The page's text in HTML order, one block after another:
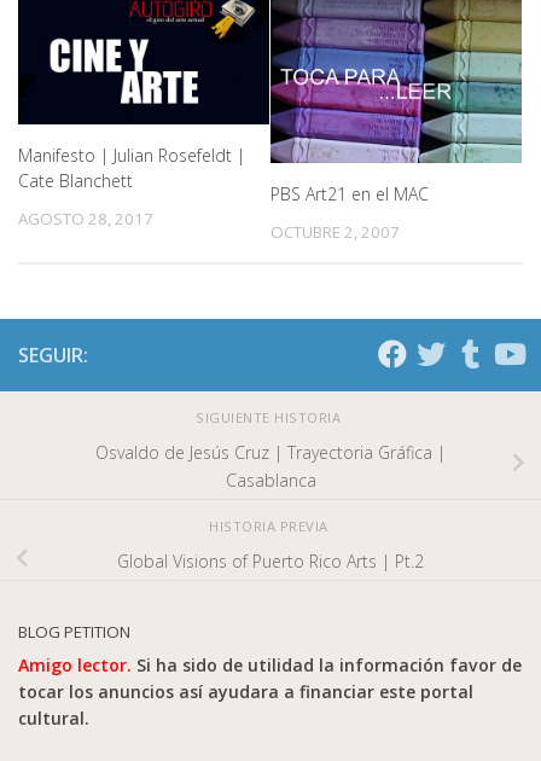
Manifesto | Julian Rosefeldt |
Cate Blanchett
AGOSTO 28, 2017
PBS Art21 en el MAC
OCTUBRE 2, 2007
SEGUIR:
SIGUIENTE HISTORIA
Osvaldo de Jesús Cruz | Trayectoria Gráfica |
Casablanca
HISTORIA PREVIA
Global Visions of Puerto Rico Arts | Pt.2
BLOG PETITION
Amigo lector. Si ha sido de utilidad la información favor de
tocar los anuncios así ayudara a financiar este portal
cultural.